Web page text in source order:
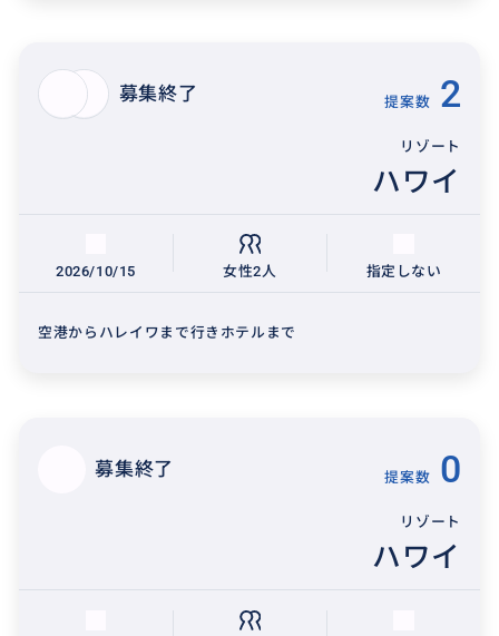
募集終了 提案数 2
リゾート
ハワイ
2026/10/15 女性2人 指定しない
空港からハレイワまで行きホテルまで
募集終了 提案数 0
リゾート
ハワイ